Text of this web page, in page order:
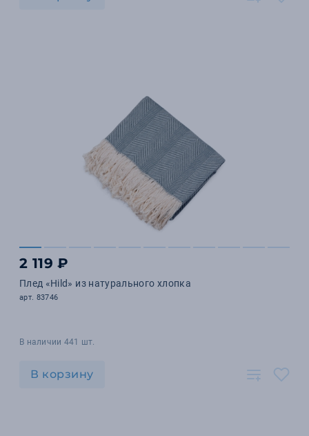
2 119 ₽
Плед «Hild» из натурального хлопка
арт. 83746
В наличии 441 шт.
В корзину